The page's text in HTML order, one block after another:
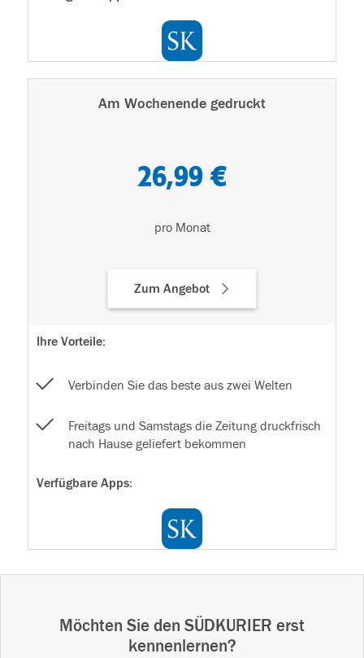
Am Wochenende gedruckt
26,99 €
pro Monat
Zum Angebot
Ihre Vorteile:
Verbinden Sie das beste aus zwei Welten
Freitags und Samstags die Zeitung druckfrisch
nach Hause geliefert bekommen
Verfügbare Apps:
Möchten Sie den SÜDKURIER erst
kennenlernen?